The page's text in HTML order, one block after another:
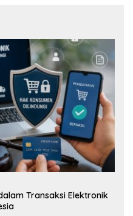
Transaksi Elektronik